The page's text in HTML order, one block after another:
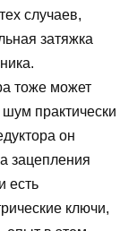
случаев,
затяжка
тоже может
шум практически
он
зацепления
есть
ключи,